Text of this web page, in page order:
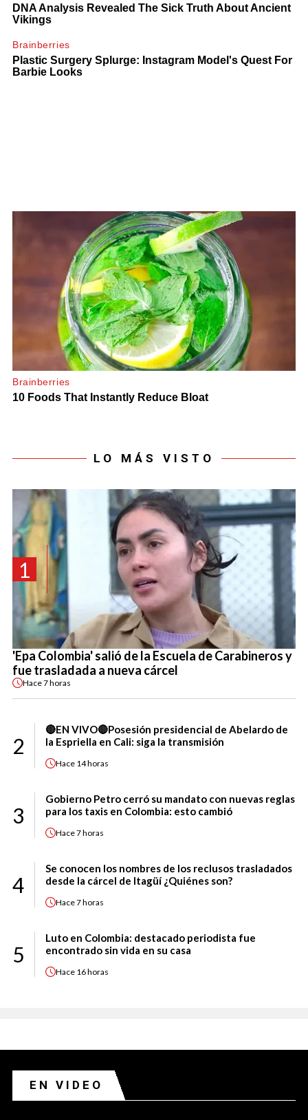
LO MÁS VISTO
1
'Epa Colombia' salió de la Escuela de Carabineros y
fue trasladada a nueva cárcel
Hace7 horas
2
🔴EN VIVO🔴Posesión presidencial de Abelardo de
la Espriella en Cali: siga la transmisión
Hace 14 horas
3
Gobierno Petro cerró su mandato con nuevas reglas
para los taxis en Colombia: esto cambió
Hace7 horas
4
Se conocen los nombres de los reclusos trasladados
desde la cárcel de Itagüí ¿Quiénes son?
Hace7 horas
5
Luto en Colombia: destacado periodista fue
encontrado sin vida en su casa
Hace 16 horas
EN VIDEO